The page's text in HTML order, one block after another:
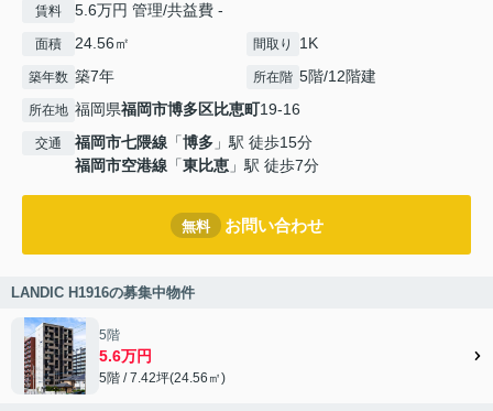
賃料 5.6万円 管理/共益費 -
面積 24.56㎡ 間取り 1K
築年数 築7年 所在階 5階/12階建
所在地 福岡県福岡市博多区比恵町19-16
交通 福岡市七隈線 「博多 」駅 徒歩15分
福岡市空港線 「東比恵 」駅 徒歩7分
無料 お問い合わせ
LANDIC H1916の募集中物件
5階
5.6万円
5階 / 7.42坪(24.56㎡)